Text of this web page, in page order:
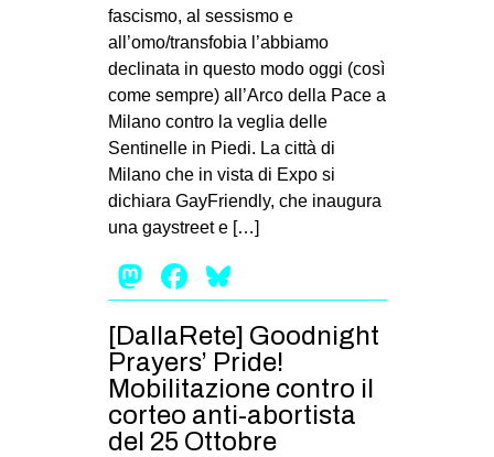
fascismo, al sessismo e
all’omo/transfobia l’abbiamo
declinata in questo modo oggi (così
come sempre) all’Arco della Pace a
Milano contro la veglia delle
Sentinelle in Piedi. La città di
Milano che in vista di Expo si
dichiara GayFriendly, che inaugura
una gaystreet e […]
Mastodon
Facebook
[DallaRete] Goodnight
Prayers’ Pride!
Mobilitazione contro il
corteo anti-abortista
del 25 Ottobre